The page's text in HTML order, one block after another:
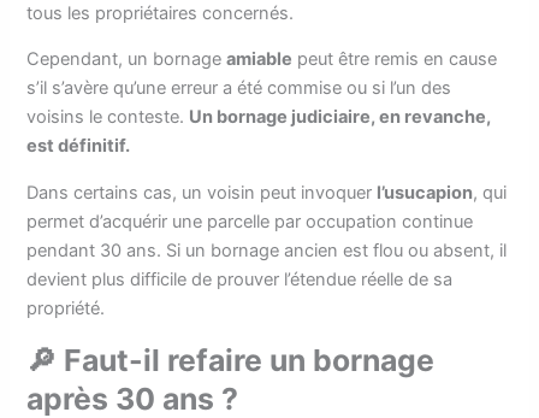
tous les propriétaires concernés.
Cependant, un bornageamiable peut être remis en cause
s’il s’avère qu’une erreur a été commise ou si l’un des
voisins le conteste. Un bornage judiciaire, en revanche,
est définitif.
Dans certains cas, un voisin peut invoquer l’usucapion, qui
permet d’acquérir une parcelle par occupation continue
pendant 30 ans. Si un bornage ancien est flou ou absent, il
devient plus difficile de prouver l’étendue réelle de sa
propriété.
🔎 Faut-il refaire un bornage
après 30 ans ?